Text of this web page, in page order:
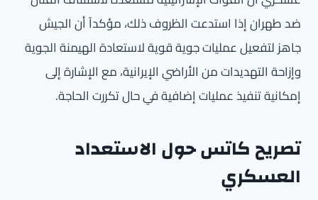
ضد طهران إذا استدعت الظروف ذلك، مؤكداً أن الجيش
جاهز لتفعيل عمليات جوية قوية لاستعادة الهيمنة الجوية
وإزاحة التهديدات من الأراضي الإيرانية، مع الإشارة إلى
إمكانية تنفيذ عمليات إضافية في حال تكررت الحاجة.
تصريح كاتس حول الاستعداد
العسكري